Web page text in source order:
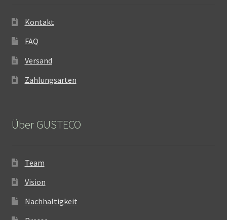
Kontakt
FAQ
Versand
Zahlungsarten
Über GUSTECO
Team
Vision
Nachhaltigkeit